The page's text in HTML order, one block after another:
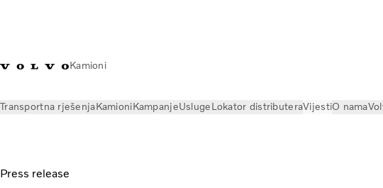
Kamioni
Transportna rješenjaKamioniKampanjeUslugeLokator distributeraVijestiO nama
Press release